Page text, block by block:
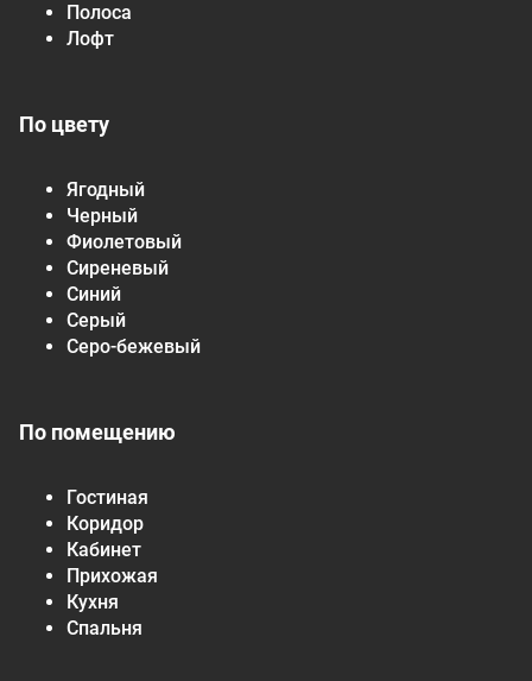
Полоса
Лофт
По цвету
Ягодный
Черный
Фиолетовый
Сиреневый
Синий
Серый
Серо-бежевый
По помещению
Гостиная
Коридор
Кабинет
Прихожая
Кухня
Спальня